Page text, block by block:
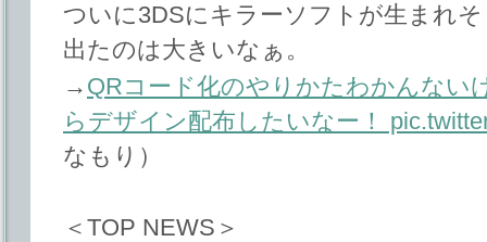
ついに3DSにキラーソフトが生まれ
出たのは大きいなぁ。
→ QRコード化のやりかたわかんない
らデザイン配布したいなー！
なもり）
＜TOP NEWS＞